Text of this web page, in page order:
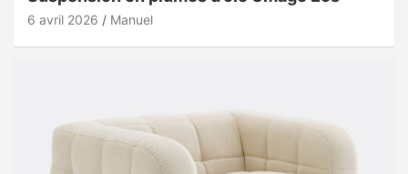
6 avril 2026 Manuel